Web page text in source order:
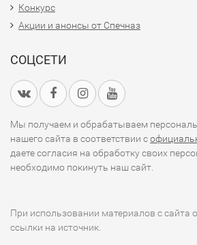
Конкурс
Акции и анонсы от Спечназ
СОЦСЕТИ
Мы получаем и обрабатываем
нашего сайта в соответствии с
даете согласия на обработку своих
необходимо покинуть наш сайт.
При использовании материалов с сайта
ссылки на источник.